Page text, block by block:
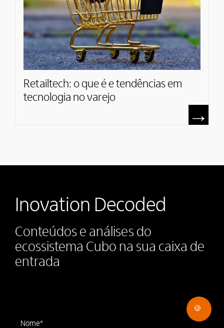
Retailtech: o que é e tendências em
tecnologia no varejo
Inovation Decoded
Conteúdos e análises do
ecossistema Cubo na sua caixa de
entrada
Nome*
🍪